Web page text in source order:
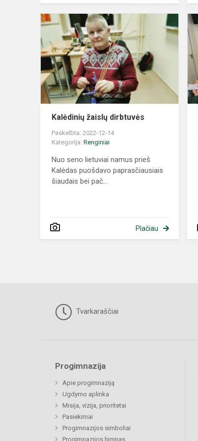
Kalėdinių žaislų dirbtuvės
Paskelbta: 2022-12-14
Kategorija: Renginiai
Nuo seno lietuviai namus prieš
Kalėdas puošdavo paprasčiausiais
šiaudais bei pač...
Plačiau
Tvarkaraščiai
Progimnazija
Apie progimnaziją
Ugdymo aplinka
Misija, vizija, prioritetai
Pasiekimai
Progimnazijos simboliai
Progimnazijos himnas